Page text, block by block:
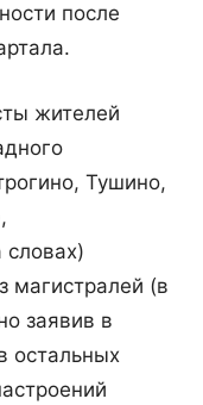
после
жителей
Тушино,
магистралей (в
заявив в
остальных